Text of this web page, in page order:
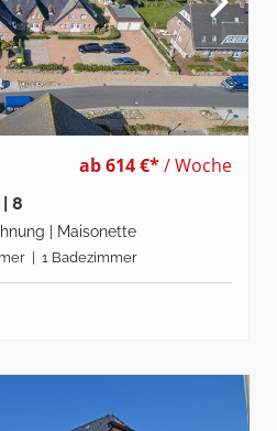
ab 614 €*/ Woche
8
| Maisonette
| 1 Badezimmer